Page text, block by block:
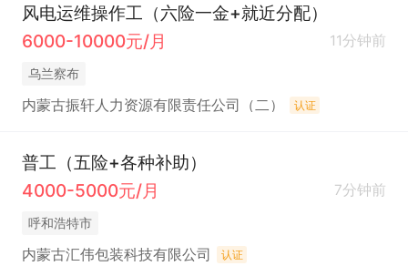
风电运维操作工（六险一金+就近分配）
6000-10000元/月
11分钟前
乌兰察布
内蒙古振轩人力资源有限责任公司（二） 认证
普工（五险+各种补助）
4000-5000元/月
7分钟前
呼和浩特市
内蒙古汇伟包装科技有限公司 认证